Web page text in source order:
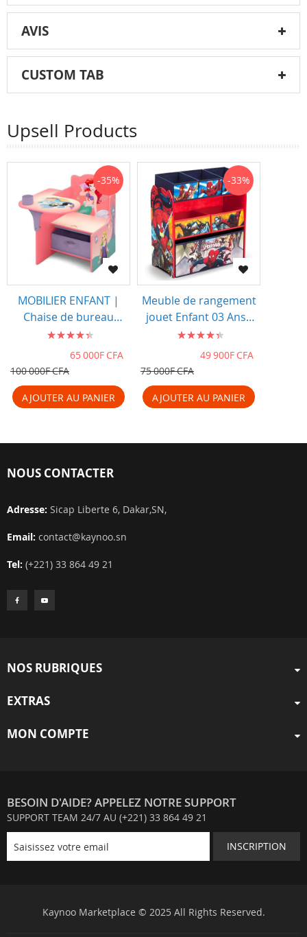
AVIS
CUSTOM TAB
Upsell Products
-35%
MOBILIER ENFANT |
Chaise de bureau
Delta pour enfants
avec bac de
rangement, Dis ...
Évaluation:
65 000F CFA
100 000F CFA
AJOUTER AU PANIER
-33%
Meuble de rangement
jouet Enfant 03 Ans+
MARVEL SPIDER MAN
| 6 Bacs de
rangement ...
Évaluation:
49 900F CFA
75 000F CFA
AJOUTER AU PANIER
NOUS CONTACTER
Adresse: Sicap Liberte 6, Dakar,SN,
Email: contact@kaynoo.sn
Tel: (+221) 33 864 49 21
NOS RUBRIQUES
EXTRAS
MON COMPTE
BESOIN D'AIDE? APPELEZ NOTRE SUPPORT
SUPPORT TEAM 24/7 AU (+221) 33 864 49 21
INSCRIPTION
Kaynoo Marketplace © 2025 All Rights Reserved.